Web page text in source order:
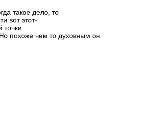
такое дело, то
вот этот-
точки
похоже чем то духовным он